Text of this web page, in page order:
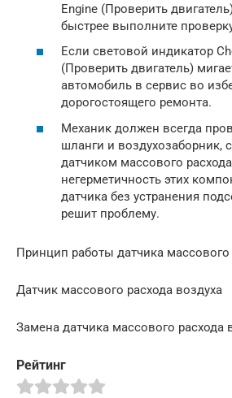
Engine (Проверить
быстрее выполните
Если световой индикатор
(Проверить двигатель)
автомобиль в сервис во
дорогостоящего ремонта.
Механик должен всегда
шланги и воздухозаборник,
датчиком массового
негерметичность этих
датчика без устранения
решит проблему.
Принцип работы датчика массового
Датчик массового расхода воздуха
Замена датчика массового расхода
Рейтинг